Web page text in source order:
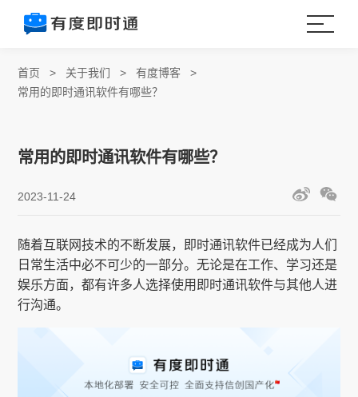
首页 > 关于我们 >有度博客 >
常用的即时通讯软件有哪些？
常用的即时通讯软件有哪些？
2023-11-24
随着互联网技术的不断发展，即时通讯软件已经成为人们
日常生活中必不可少的一部分。无论是在工作、学习还是
娱乐方面，都有许多人选择使用即时通讯软件与其他人进
行沟通。